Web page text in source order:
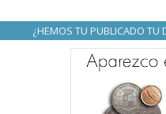
¿HEMOS TU PUBLICADO TU